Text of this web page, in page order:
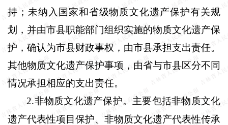
持；未纳入国家和省级物质文化遗产保护有关规
划，并由市县职能部门组织实施的物质文化遗产保
护，确认为市县财政事权，由市县承担支出责任。
其他物质文化遗产保护事项，由省与市县区分不同
情况承担相应的支出责任。
2.非物质文化遗产保护。主要包括非物质文化
遗产代表性项目保护、非物质文化遗产代表性传承